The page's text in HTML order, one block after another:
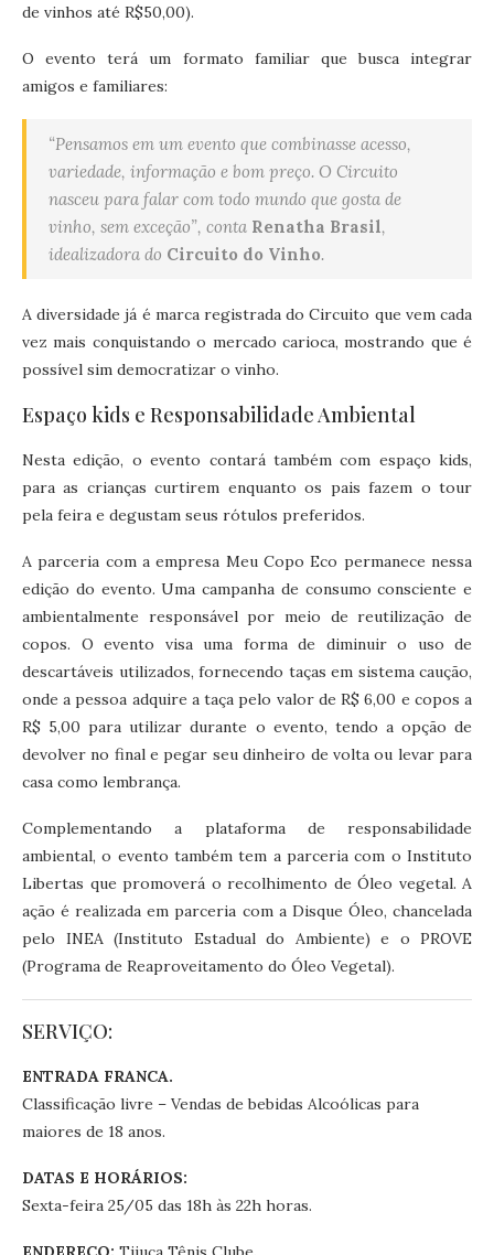
de vinhos até R$50,00).
O evento terá um formato familiar que busca integrar
amigos e familiares:
“Pensamos em um evento que combinasse acesso,
variedade, informação e bom preço. O Circuito
nasceu para falar com todo mundo que gosta de
vinho, sem exceção”, conta Renatha Brasil,
idealizadora do Circuito do Vinho.
A diversidade já é marca registrada do Circuito que vem cada
vez mais conquistando o mercado carioca, mostrando que é
possível sim democratizar o vinho.
Espaço kids e Responsabilidade Ambiental
Nesta edição, o evento contará também com espaço kids,
para as crianças curtirem enquanto os pais fazem o tour
pela feira e degustam seus rótulos preferidos.
A parceria com a empresa Meu Copo Eco permanece nessa
edição do evento. Uma campanha de consumo consciente e
ambientalmente responsável por meio de reutilização de
copos. O evento visa uma forma de diminuir o uso de
descartáveis utilizados, fornecendo taças em sistema caução,
onde a pessoa adquire a taça pelo valor de R$ 6,00 e copos a
R$ 5,00 para utilizar durante o evento, tendo a opção de
devolver no final e pegar seu dinheiro de volta ou levar para
casa como lembrança.
Complementando a plataforma de responsabilidade
ambiental, o evento também tem a parceria com o Instituto
Libertas que promoverá o recolhimento de Óleo vegetal. A
ação é realizada em parceria com a Disque Óleo, chancelada
pelo INEA (Instituto Estadual do Ambiente) e o PROVE
(Programa de Reaproveitamento do Óleo Vegetal).
SERVIÇO:
ENTRADA FRANCA.
Classificação livre – Vendas de bebidas Alcoólicas para
maiores de 18 anos.
DATAS E HORÁRIOS:
Sexta-feira 25/05 das 18h às 22h horas.